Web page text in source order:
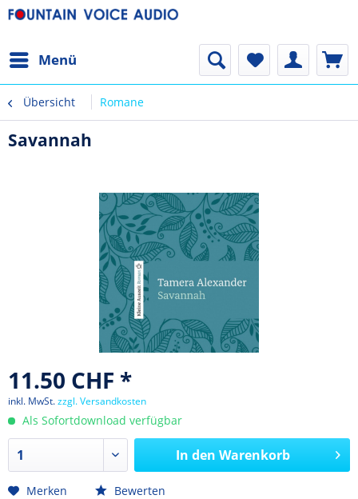
Menü
Übersicht Romane
Savannah
11.50 CHF *
inkl. MwSt.zzgl. Versandkosten
Als Sofortdownload verfügbar
In den Warenkorb
Merken Bewerten